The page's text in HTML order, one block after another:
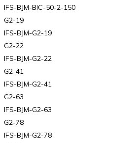
IFS-BJM-BIC-50-2-150
G2-19
IFS-BJM-G2-19
G2-22
IFS-BJM-G2-22
G2-41
IFS-BJM-G2-41
G2-63
IFS-BJM-G2-63
G2-78
IFS-BJM-G2-78